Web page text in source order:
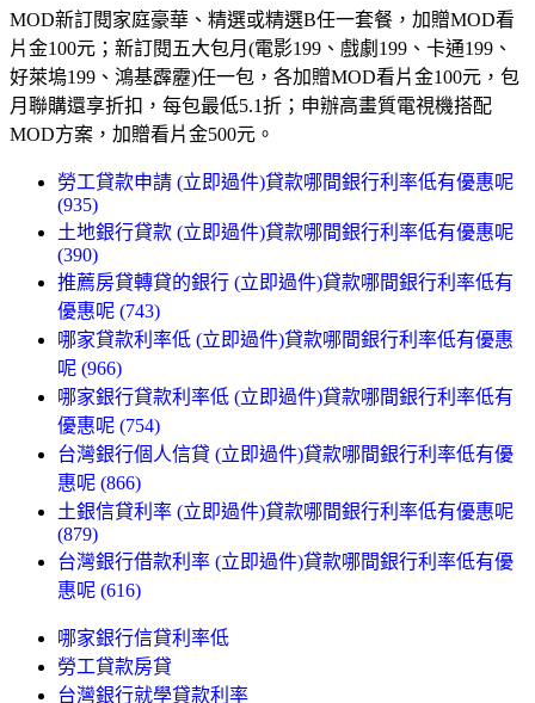
MOD新訂閱家庭豪華、精選或精選B任一套餐，加贈MOD看
片金100元；新訂閱五大包月(電影199、戲劇199、卡通199、
好萊塢199、鴻基霹靂)任一包，各加贈MOD看片金100元，包
月聯購還享折扣，每包最低5.1折；申辦高畫質電視機搭配
MOD方案，加贈看片金500元。
勞工貸款申請 (立即過件)貸款哪間銀行利率低有優惠呢
(935)
土地銀行貸款 (立即過件)貸款哪間銀行利率低有優惠呢
(390)
推薦房貸轉貸的銀行 (立即過件)貸款哪間銀行利率低有
優惠呢 (743)
哪家貸款利率低 (立即過件)貸款哪間銀行利率低有優惠
呢 (966)
哪家銀行貸款利率低 (立即過件)貸款哪間銀行利率低有
優惠呢 (754)
台灣銀行個人信貸 (立即過件)貸款哪間銀行利率低有優
惠呢 (866)
土銀信貸利率 (立即過件)貸款哪間銀行利率低有優惠呢
(879)
台灣銀行借款利率 (立即過件)貸款哪間銀行利率低有優
惠呢 (616)
哪家銀行信貸利率低
勞工貸款房貸
台灣銀行就學貸款利率